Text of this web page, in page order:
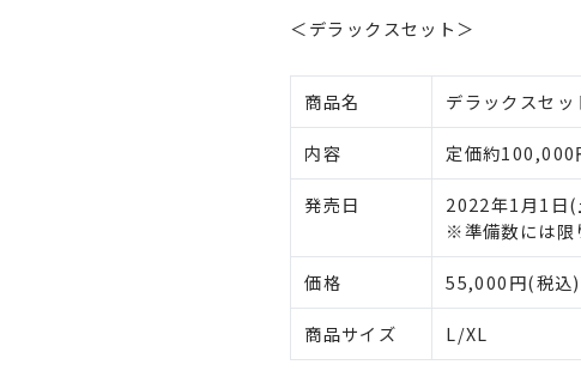
＜デラックスセット＞
商品名 デラックスセッ
内容 定価約100,000
発売日
2022年1月1日(
※準備数には限
価格 55,000円(税込)
商品サイズ L/XL